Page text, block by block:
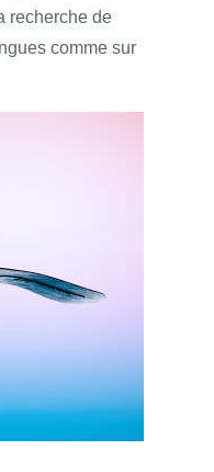
recherche de
comme sur